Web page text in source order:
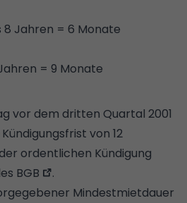
8 Jahren = 6 Monate
= 9 Monate
vor dem dritten Quartal 2001
von 12
ordentlichen Kündigung
BGB
.
Mindestmietdauer